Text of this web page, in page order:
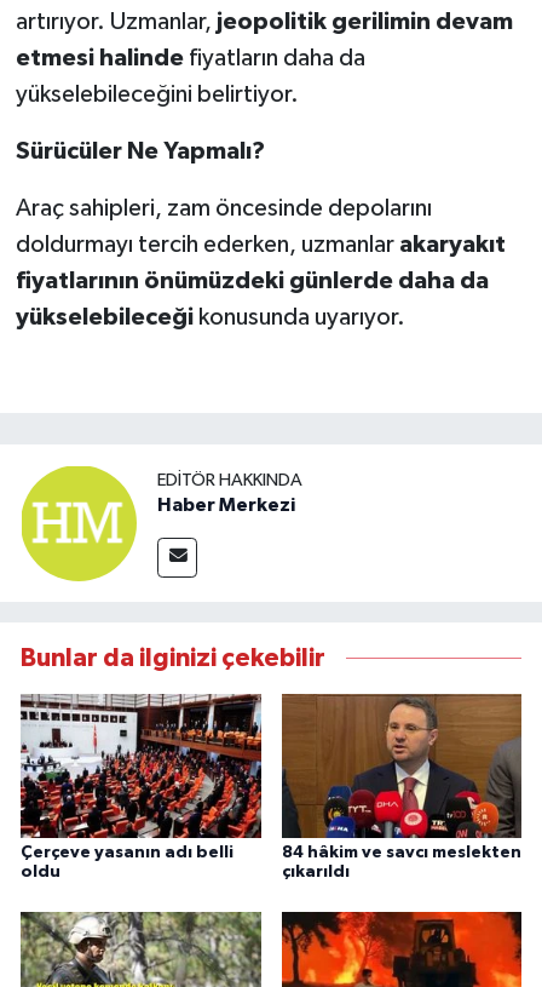
artırıyor. Uzmanlar, jeopolitik gerilimin devam
etmesi halindefiyatların daha da
yükselebileceğini belirtiyor.
Sürücüler Ne Yapmalı?
Araç sahipleri, zam öncesinde depolarını
doldurmayı tercih ederken, uzmanlar akaryakıt
fiyatlarının önümüzdeki günlerde daha da
yükselebileceğikonusunda uyarıyor.
EDITÖR HAKKINDA
Haber Merkezi
Bunlar da ilginizi çekebilir
Çerçeve yasanın adı belli
oldu
84 hâkim ve savcı meslekten
çıkarıldı